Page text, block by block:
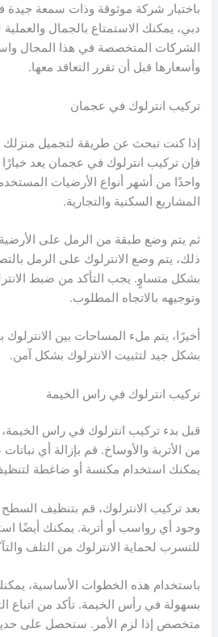
باختيار شركة موثوقة وذات سمعة جيدة
دبي، يمكنك الاستمتاع بالجمال
الشركات المتخصصة في هذا المجال
وأسعارها قبل أن تقرر التعاقد معها.
تركيب انترلوك في عجمان
إذا كنت تبحث عن طريقة لتجميل
فإن تركيب انترلوك في عجمان يعد خيارًا
واحدًا من أشهر أنواع الأرضيات
المشاريع السكنية والتجارية.
ثم يتم وضع طبقة من الرمل على الأرضية
ذلك، يتم وضع الانترلوك على الرمل
بشكل متساوٍ. يجب التأكد من ضبط
وتوجيهه بالاتجاه المطلوب.
أخيرًا، يتم ملء المساحات بين
بشكل جيد لتثبيت الانترلوك بشكل آمن.
تركيب انترلوك في راس الخيمة
قبل بدء تركيب انترلوك في راس
من الأتربة والأوساخ. قم بإزالة أي
يمكنك استخدام مكنسة أو ضاغطة
بعد تركيب الانترلوك، قم بتنظيف
وجود أي رواسب أو أتربة. يمكنك أيضًا
للتسرب لحماية الانترلوك من التلف
باستخدام هذه الخطوات الأساسية،
بسهولة في رأس الخيمة. تأكد من اتباع
متخصص إذا لزم الأمر. ستحصل على